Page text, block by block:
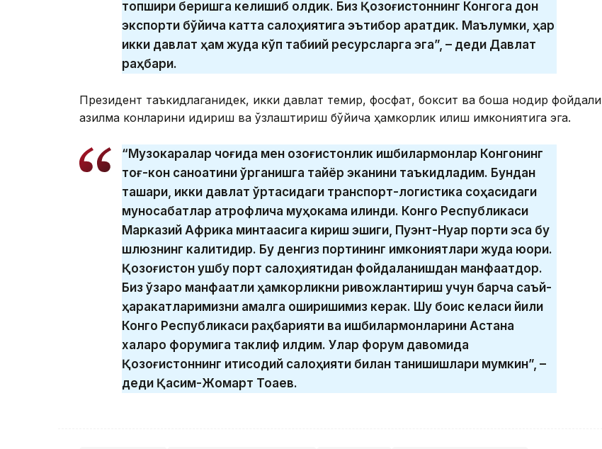
топшириқ беришга келишиб олдик. Биз Қозоғистоннинг Конгога дон
экспорти бўйича катта салоҳиятига эътибор қаратдик. Маълумки, ҳар
икки давлат ҳам жуда кўп табиий ресурсларга эга”, – деди Давлат
раҳбари.
Президент таъкидлаганидек, икки давлат темир, фосфат, боксит ва бошқа нодир фойдали
қазилма конларини қидириш ва ўзлаштириш бўйича ҳамкорлик қилиш имкониятига эга.
“Музокаралар чоғида мен қозоғистонлик ишбилармонлар Конгонинг
тоғ-кон саноатини ўрганишга тайёр эканини таъкидладим. Бундан
ташқари, икки давлат ўртасидаги транспорт-логистика соҳасидаги
муносабатлар атрофлича муҳокама қилинди. Конго Республикаси
Марказий Африка минтақасига кириш эшиги, Пуэнт-Нуар порти эса бу
шлюзнинг калитидир. Бу денгиз портининг имкониятлари жуда юқори.
Қозоғистон ушбу порт салоҳиятидан фойдаланишдан манфаатдор.
Биз ўзаро манфаатли ҳамкорликни ривожлантириш учун барча саъй-
ҳаракатларимизни амалга оширишимиз керак. Шу боис келаси йили
Конго Республикаси раҳбарияти ва ишбилармонларини Астана
халқаро форумига таклиф қилдим. Улар форум давомида
Қозоғистоннинг иқтисодий салоҳияти билан танишишлари мумкин”, –
деди Қасим-Жомарт Тоқаев.